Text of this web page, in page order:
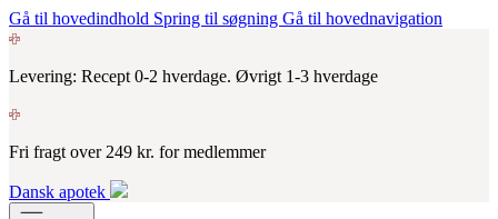
Gå til hovedindhold Spring til søgning Gå til hovednavigation
Levering: Recept 0-2 hverdage. Øvrigt 1-3 hverdage
Fri fragt over 249 kr. for medlemmer
Dansk apotek